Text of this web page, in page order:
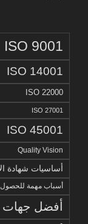
ISO 9001
ISO 14001
ISO 22000
ISO 27001
ISO 45001
Quality Vision
أساسيات شهادة
أسباب مهمة للحصول
أفضل جهات